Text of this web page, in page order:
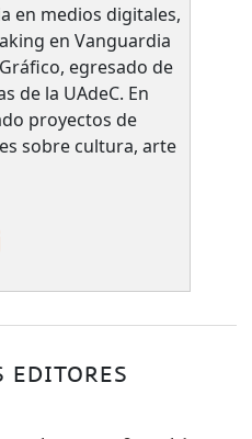
en medios digitales,
en Vanguardia
egresado de
de la UAdeC. En
proyectos de
sobre cultura, arte
EDITORES